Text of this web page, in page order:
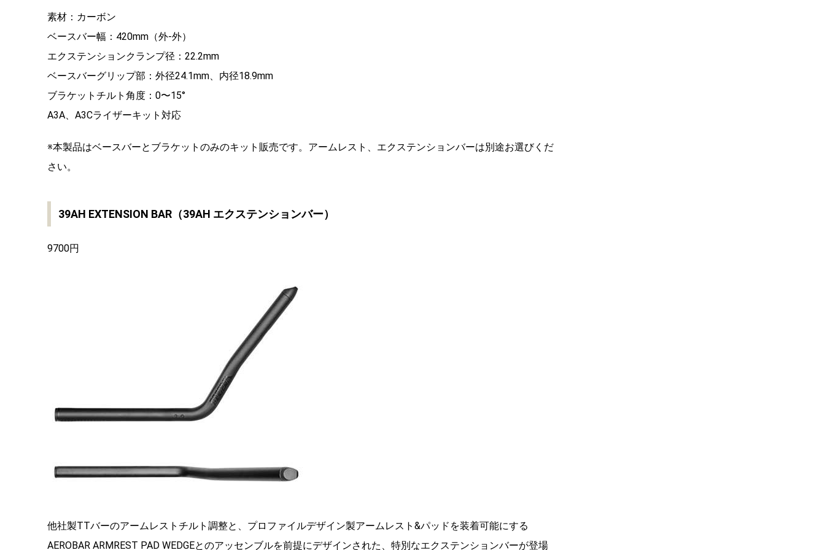
素材：カーボン
ベースバー幅：420mm（外-外）
エクステンションクランプ径：22.2mm
ベースバーグリップ部：外径24.1mm、内径18.9mm
ブラケットチルト角度：0〜15°
A3A、A3Cライザーキット対応
※本製品はベースバーとブラケットのみのキット販売です。 アームレスト、エクステンションバーは別途お選びくだ
さい。
39AH EXTENSION BAR（39AH エクステンションバー）
9700円
他社製TTバーのアームレストチルト調整と、 プロファイルデザイン製アームレスト&パッドを装着可能にする
AEROBAR ARMREST PAD WEDGEとのアッセンブルを前提にデザインされた、 特別なエクステンションバーが登場